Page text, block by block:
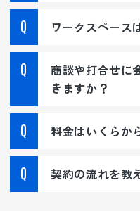
ワークスペース
商談や打合せに
きますか？
料金はいくらか
契約の流れを教